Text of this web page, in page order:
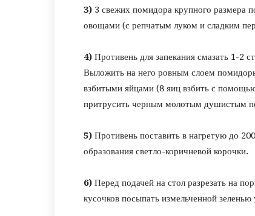
3) 3 свежих помидора крупного размера
овощами (с репчатым луком и сладким
4) Противень для запекания смазать 1-2
Выложить на него ровным слоем
взбитыми яйцами (8 яиц взбить с
притрусить черным молотым душистым
5) Противень поставить в нагретую до
образования светло-коричневой корочки.
6) Перед подачей на стол разрезать на
кусочков посыпать измельченной зеленью